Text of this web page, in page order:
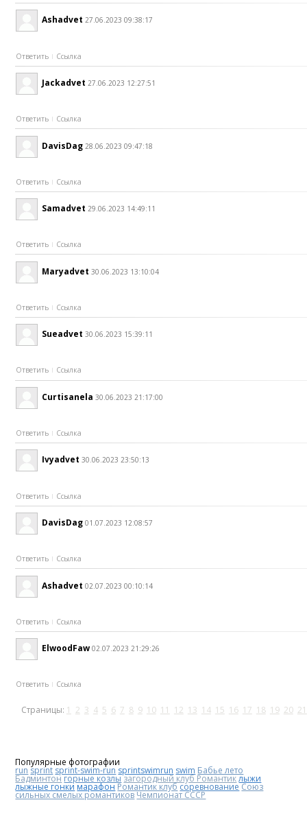
Ashadvet 27.06.2023 09:38:17
Ответить Ссылка
Jackadvet 27.06.2023 12:27:51
Ответить Ссылка
DavisDag 28.06.2023 09:47:18
Ответить Ссылка
Samadvet 29.06.2023 14:49:11
Ответить Ссылка
Maryadvet 30.06.2023 13:10:04
Ответить Ссылка
Sueadvet 30.06.2023 15:39:11
Ответить Ссылка
Curtisanela 30.06.2023 21:17:00
Ответить Ссылка
Ivyadvet 30.06.2023 23:50:13
Ответить Ссылка
DavisDag 01.07.2023 12:08:57
Ответить Ссылка
Ashadvet 02.07.2023 00:10:14
Ответить Ссылка
ElwoodFaw 02.07.2023 21:29:26
Ответить Ссылка
Страницы: 1 2 3 4 5 6 7 8 9 10 11 12 13 14 15 16 17 18 19 20 21
Популярные фотографии
run sprint sprint-swim-run sprintswimrun swim Бабье лето
Бадминтонгорные козлы загородный клуб Романтиклыжи
лыжные гонки марафонРомантик клубсоревнованиеСоюз
сильных смелых романтиковЧемпионат СССР